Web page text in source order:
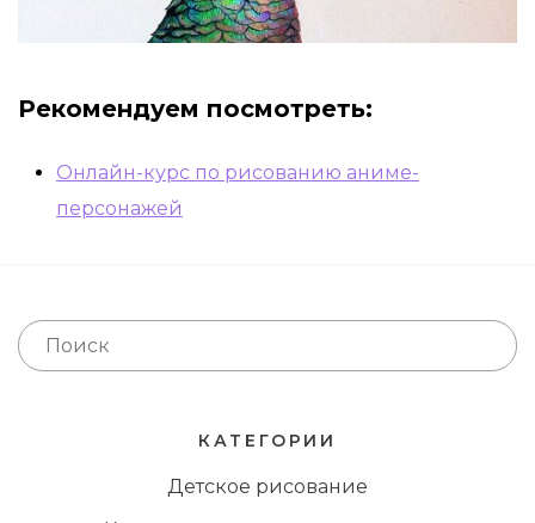
Рекомендуем посмотреть:
Онлайн-курс по рисованию аниме-
персонажей
КАТЕГОРИИ
Детское рисование